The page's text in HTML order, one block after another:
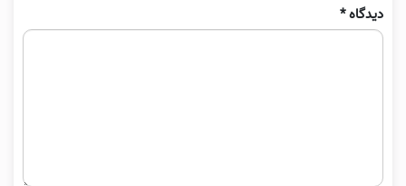
دیدگاه*